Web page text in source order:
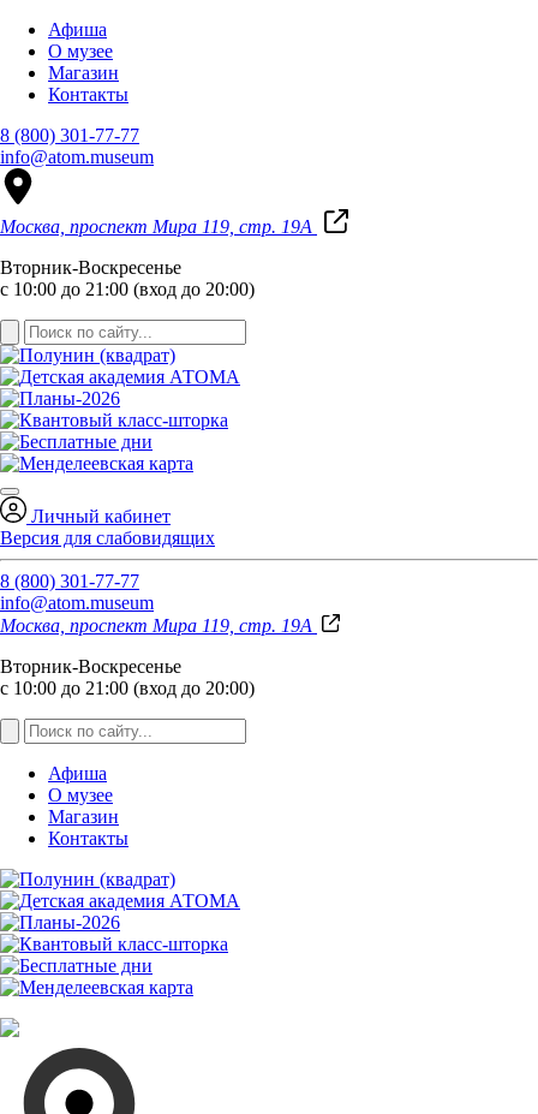
Афиша
О музее
Магазин
Контакты
8 (800) 301-77-77
info@atom.museum
Москва, проспект Мира 119, стр. 19А
Вторник-Воскресенье
с 10:00 до 21:00 (вход до 20:00)
Личный кабинет
Версия для слабовидящих
8 (800) 301-77-77
info@atom.museum
Москва, проспект Мира 119, стр. 19А
Вторник-Воскресенье
с 10:00 до 21:00 (вход до 20:00)
Афиша
О музее
Магазин
Контакты